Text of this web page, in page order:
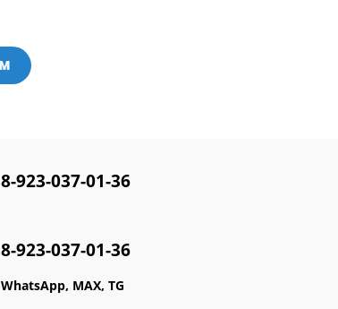
8-923-037-01-36
8-923-037-01-36
WhatsApp, MAX, TG